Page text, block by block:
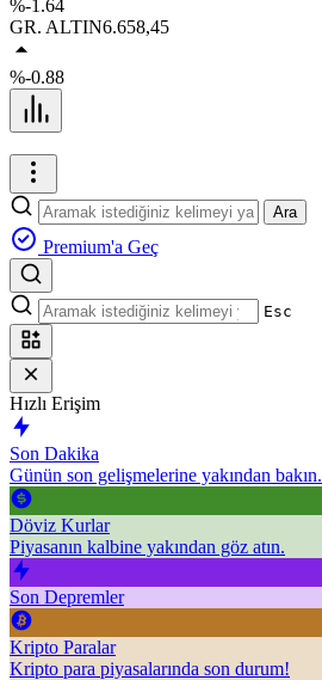
%-1.64
GR. ALTIN6.658,45
%-0.88
Ara
Premium'a Geç
Esc
Hızlı Erişim
Son Dakika
Günün son gelişmelerine yakından bakın.
Döviz Kurlar
Piyasanın kalbine yakından göz atın.
Son Depremler
Kripto Paralar
Kripto para piyasalarında son durum!